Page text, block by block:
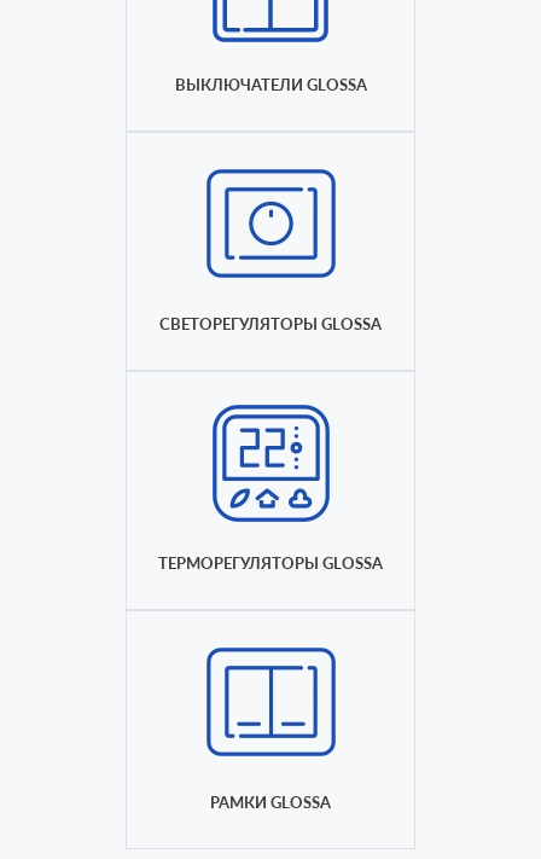
ВЫКЛЮЧАТЕЛИ GLOSSA
СВЕТОРЕГУЛЯТОРЫ GLOSSA
ТЕРМОРЕГУЛЯТОРЫ GLOSSA
РАМКИ GLOSSA